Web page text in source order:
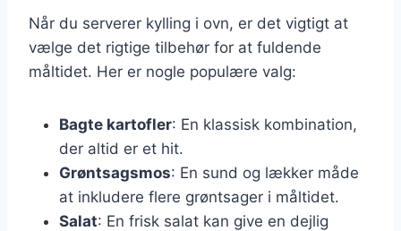
Når du serverer kylling i ovn, er det vigtigt at
vælge det rigtige tilbehør for at fuldende
måltidet. Her er nogle populære valg:
Bagte kartofler: En klassisk kombination,
der altid er et hit.
Grøntsagsmos: En sund og lækker måde
at inkludere flere grøntsager i måltidet.
Salat: En frisk salat kan give en dejlig